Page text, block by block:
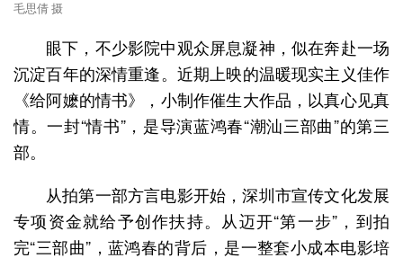
毛思倩 摄
眼下，不少影院中观众屏息凝神，似在奔赴一场
沉淀百年的深情重逢。近期上映的温暖现实主义佳作
《给阿嬷的情书》，小制作催生大作品，以真心见真
情。一封“情书”，是导演蓝鸿春“潮汕三部曲”的第三
部。
从拍第一部方言电影开始，深圳市宣传文化发展
专项资金就给予创作扶持。从迈开“第一步”，到拍
完“三部曲”，蓝鸿春的背后，是一整套小成本电影培